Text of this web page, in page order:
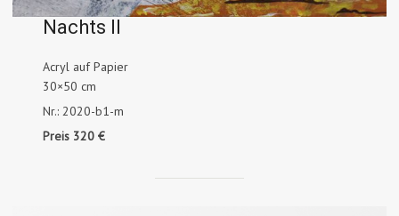
Nachts II
Acryl auf Papier
30×50 cm
Nr.: 2020-b1-m
Preis 320 €